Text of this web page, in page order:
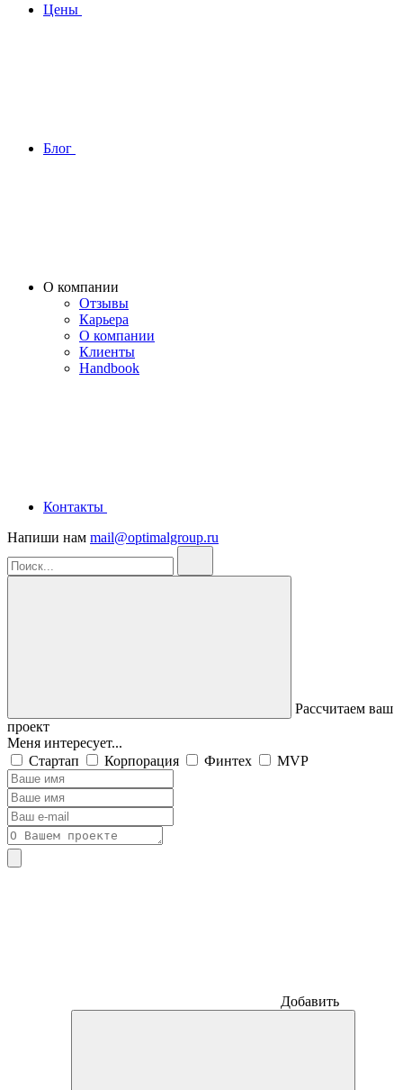
Цены
Блог
О компании
Отзывы
Карьера
О компании
Клиенты
Handbook
Контакты
Напиши нам mail@optimalgroup.ru
Рассчитаем ваш
проект
Меня интересует...
Стартап
Корпорация Финтех MVP
Добавить